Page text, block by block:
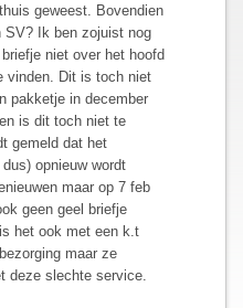
geweest. Bovendien
SV? Ik ben zojuist nog
niet over het hoofd
vinden. Dit is toch niet
pakketje in december
is dit toch niet te
gemeld dat het
opnieuw wordt
maar op 7 feb
geen geel briefje
het ook met een k.t
maar ze
deze slechte service.